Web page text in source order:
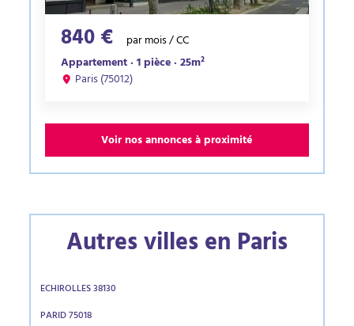
840 €
par mois / CC
Appartement · 1 pièce · 25m²
Paris (75012)
Voir nos annonces à proximité
Autres villes en Paris
ECHIROLLES 38130
PARID 75018